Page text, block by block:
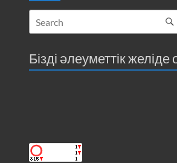
Бізді әлеуметтік